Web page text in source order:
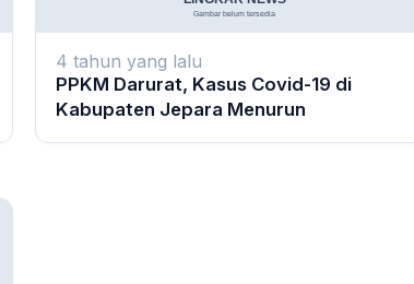
4 tahun yang lalu
PPKM Darurat, Kasus Covid-19 di
Kabupaten Jepara Menurun